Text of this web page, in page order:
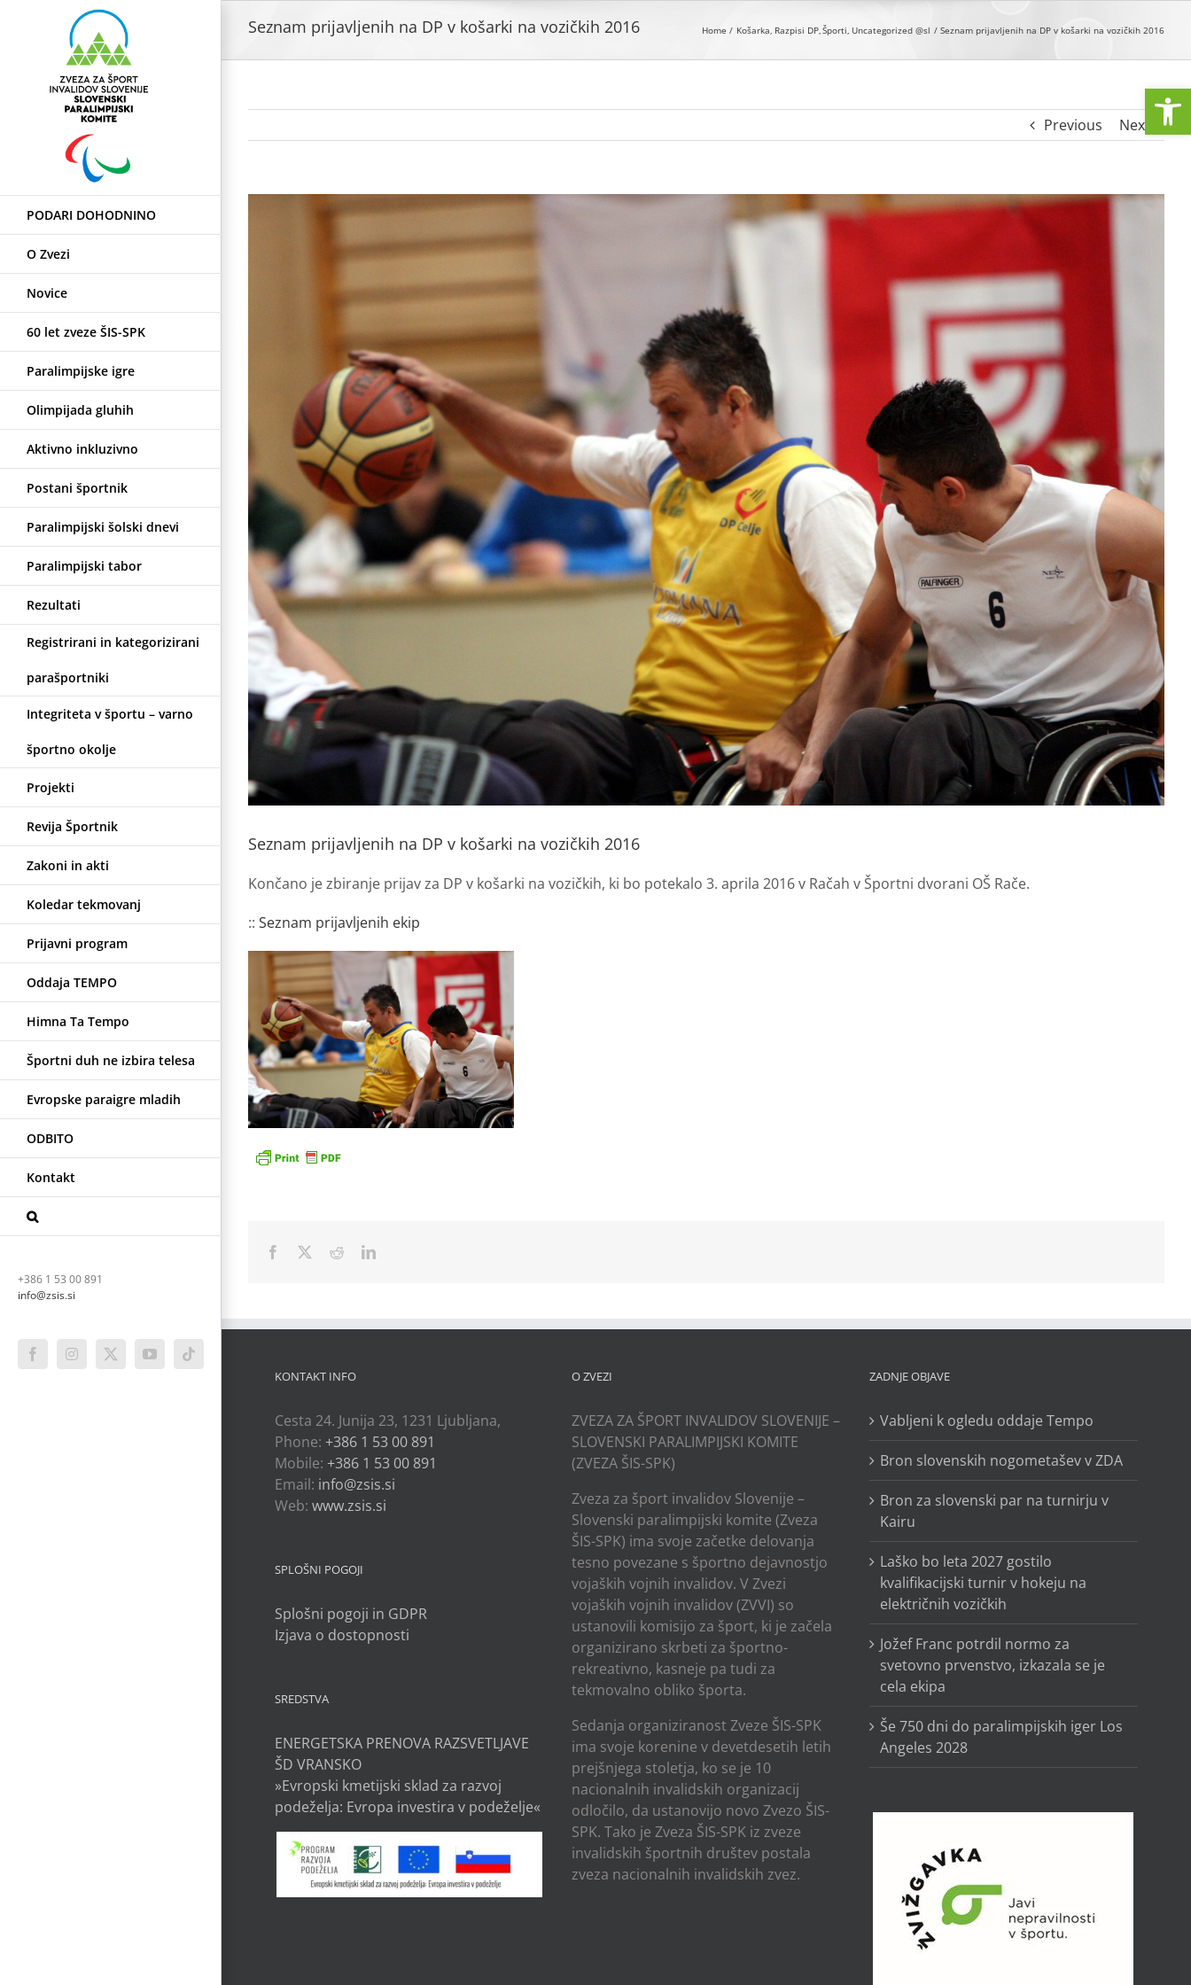
PODARI DOHODNINO
O Zvezi
Novice
60 let zveze ŠIS-SPK
Paralimpijske igre
Olimpijada gluhih
Aktivno inkluzivno
Postani športnik
Paralimpijski šolski dnevi
Paralimpijski tabor
Rezultati
Registrirani in kategorizirani
parašportniki
Integriteta v športu – varno
športno okolje
Projekti
Revija Športnik
Zakoni in akti
Koledar tekmovanj
Prijavni program
Oddaja TEMPO
Himna Ta Tempo
Športni duh ne izbira telesa
Evropske paraigre mladih
ODBITO
Kontakt
+386 1 53 00 891
info@zsis.si
FacebookInstagram
X YouTubeTiktok
Seznam prijavljenih na DP v košarki na vozičkih 2016 Home Košarka Razpisi DP Športi Uncategorized @sl Seznam prijavljenih na DP v košarki na vozičkih 2016
Previous Next
Seznam prijavljenih na DP v košarki na vozičkih 2016
Končano je zbiranje prijav za DP v košarki na vozičkih, ki bo potekalo 3. aprila 2016 v Račah v Športni dvorani OŠ Rače.
:: Seznam prijavljenih ekip
Facebook RedditLinkedIn
KONTAKT INFO
Cesta 24. Junija 23, 1231 Ljubljana,
Phone: +386 1 53 00 891
Mobile: +386 1 53 00 891
Email: info@zsis.si
Web: www.zsis.si
SPLOŠNI POGOJI
Splošni pogoji in GDPR
Izjava o dostopnosti
SREDSTVA
ENERGETSKA PRENOVA RAZSVETLJAVE
ŠD VRANSKO
»Evropski kmetijski sklad za razvoj
podeželja: Evropa investira v podeželje«
O ZVEZI
ZVEZA ZA ŠPORT INVALIDOV SLOVENIJE –
SLOVENSKI PARALIMPIJSKI KOMITE
(ZVEZA ŠIS-SPK)
Zveza za šport invalidov Slovenije –
Slovenski paralimpijski komite (Zveza
ŠIS-SPK) ima svoje začetke delovanja
tesno povezane s športno dejavnostjo
vojaških vojnih invalidov. V Zvezi
vojaških vojnih invalidov (ZVVI) so
ustanovili komisijo za šport, ki je začela
organizirano skrbeti za športno-
rekreativno, kasneje pa tudi za
tekmovalno obliko športa.
Sedanja organiziranost Zveze ŠIS-SPK
ima svoje korenine v devetdesetih letih
prejšnjega stoletja, ko se je 10
nacionalnih invalidskih organizacij
odločilo, da ustanovijo novo Zvezo ŠIS-
SPK. Tako je Zveza ŠIS-SPK iz zveze
invalidskih športnih društev postala
zveza nacionalnih invalidskih zvez.
ZADNJE OBJAVE
Vabljeni k ogledu oddaje Tempo
Bron slovenskih nogometašev v ZDA
Bron za slovenski par na turnirju v
Kairu
Laško bo leta 2027 gostilo
kvalifikacijski turnir v hokeju na
električnih vozičkih
Jožef Franc potrdil normo za
svetovno prvenstvo, izkazala se je
cela ekipa
Še 750 dni do paralimpijskih iger Los
Angeles 2028